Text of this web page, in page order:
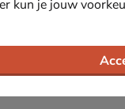
kun je jouw